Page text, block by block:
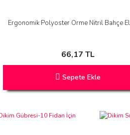
Ergonomik Polyoster Örme Nitril Bahçe
66,17 TL
Sepete Ekle